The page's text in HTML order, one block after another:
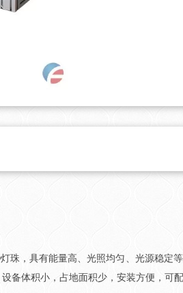
珠，具有能量高、光照均匀、光源稳
备体积小，占地面积少，安装方便，可